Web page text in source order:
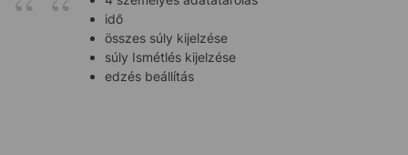
idő
összes súly kijelzése
súly Ismétlés kijelzése
edzés beállítás